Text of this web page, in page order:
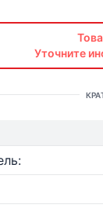
Уточните